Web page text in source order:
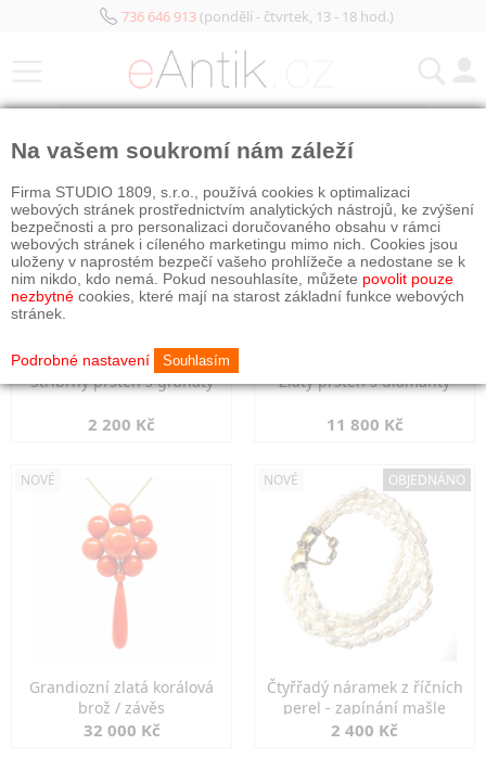
736 646 913(pondělí - čtvrtek, 13 - 18 hod.)
Stříbrný prsten s granáty
2 200 Kč
Zlatý prsten s diamanty
11 800 Kč
NOVÉ
Grandiozní zlatá korálová
brož / závěs
32 000 Kč
NOVÉ OBJEDNÁNO
Čtyřřadý náramek z říčních
perel - zapínání mašle
2 400 Kč
Na vašem soukromí nám záleží
Firma STUDIO 1809, s.r.o., používá cookies k optimalizaci
webových stránek prostřednictvím analytických nástrojů, ke zvýšení
bezpečnosti a pro personalizaci doručovaného obsahu v rámci
webových stránek i cíleného marketingu mimo nich. Cookies jsou
uloženy v naprostém bezpečí vašeho prohlížeče a nedostane se k
nim nikdo, kdo nemá. Pokud nesouhlasíte, můžete povolit pouze
nezbytné cookies, které mají na starost základní funkce webových
stránek.
Podrobné nastavení Souhlasím